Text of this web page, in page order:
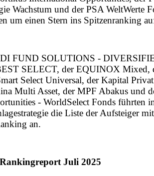
Wachstum und der PSA WeltWerte
um einen Stern ins Spitzenranking
FUND SOLUTIONS -
SELECT, der EQUINOX Mixed,
Select Universal, der Kapital
Multi Asset, der MPF Abakus und
- WorldSelect Fonds führten
die Liste der Aufsteiger
an.
Rankingreport Juli 2025